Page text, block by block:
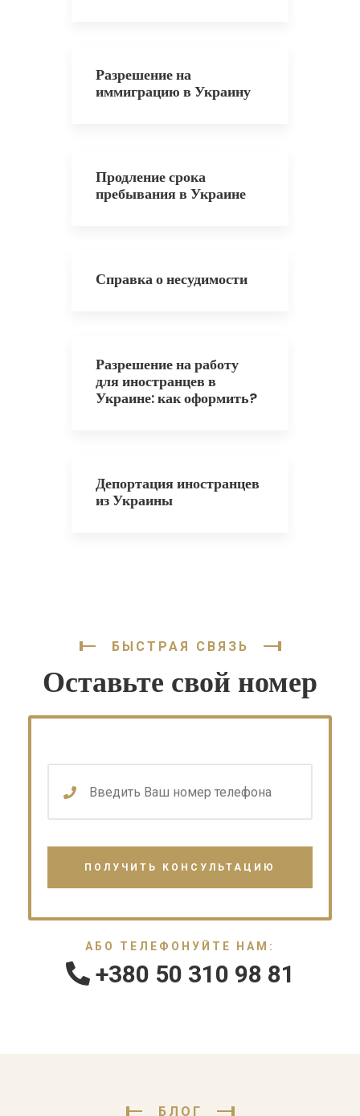
Разрешение на
иммиграцию в Украину
Продление срока
пребывания в Украине
Справка о несудимости
Разрешение на работу
для иностранцев в
Украине: как оформить?
Депортация иностранцев
из Украины
БЫСТРАЯ СВЯЗЬ
Оставьте свой номер
АБО ТЕЛЕФОНУЙТЕ НАМ:
+380 50 310 98 81
БЛОГ